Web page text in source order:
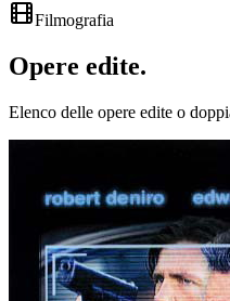
Filmografia
Opere edite.
Elenco delle opere edite o